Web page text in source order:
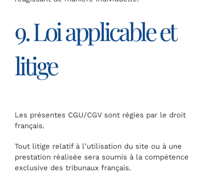
9. Loi applicable et
litige
Les présentes CGU/CGV sont régies par le droit
français.
Tout litige relatif à l’utilisation du site ou à une
prestation réalisée sera soumis à la compétence
exclusive des tribunaux français.